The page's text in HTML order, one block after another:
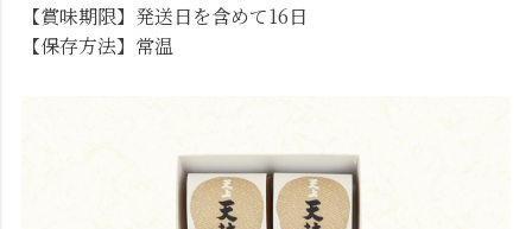
【賞味期限】発送日を含めて16日
【保存方法】常温